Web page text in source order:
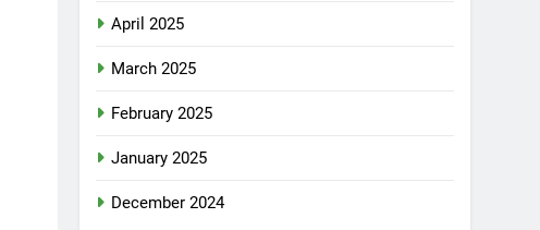
April 2025
March 2025
February 2025
January 2025
December 2024